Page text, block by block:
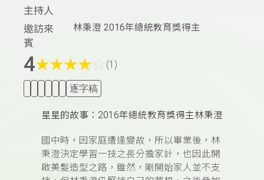
主持人
邀訪來
賓
林秉澄 2016年總統教育獎得主
4★★★★ (1)
逐字稿
星星的故事：2016年總統教育獎得主林秉澄
國中時，因家庭遭逢變故，所以畢業後，林
秉澄決定學習一技之長分擔家計，也因此開
啟美髮造型之路，雖然，剛開始家人並不支